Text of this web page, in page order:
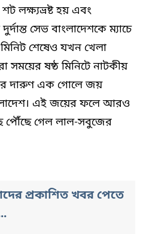
লক্ষ্যভ্রষ্ট হয় এবং
সেভ বাংলাদেশকে ম্যাচে
মিনিট শেষেও যখন খেলা
ষষ্ঠ মিনিটে নাটকীয়
দারুণ এক গোলে জয়
এই জয়ের ফলে আরও
পৌঁছে গেল লাল-সবুজের
প্রকাশিত খবর পেতে